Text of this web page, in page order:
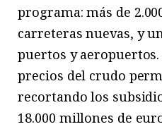
programa: más de
carreteras nuevas, y
puertos y aeropuertos.
precios del crudo
recortando los
18.000 millones de